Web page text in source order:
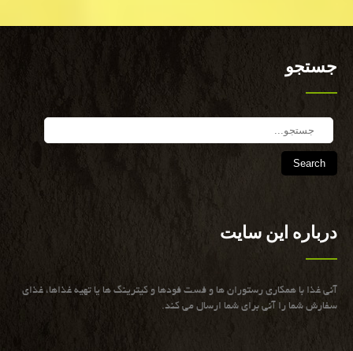
جستجو
درباره این سایت
آنی غذا با همكاری رستوران ها و فست فودها و كیترینگ ها یا تهیه غذاها، غذای
سفارش شما را آنی برای شما ارسال می كند.